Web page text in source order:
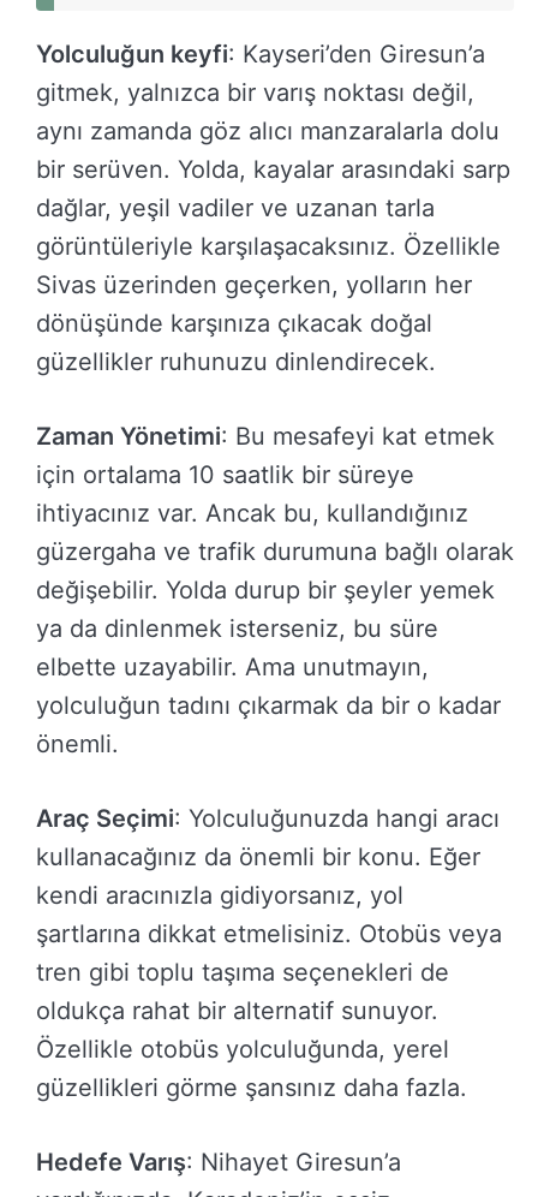
Yolculuğun keyfi: Kayseri’den Giresun’a
gitmek, yalnızca bir varış noktası değil,
aynı zamanda göz alıcı manzaralarla dolu
bir serüven. Yolda, kayalar arasındaki sarp
dağlar, yeşil vadiler ve uzanan tarla
görüntüleriyle karşılaşacaksınız. Özellikle
Sivas üzerinden geçerken, yolların her
dönüşünde karşınıza çıkacak doğal
güzellikler ruhunuzu dinlendirecek.
Zaman Yönetimi: Bu mesafeyi kat etmek
için ortalama 10 saatlik bir süreye
ihtiyacınız var. Ancak bu, kullandığınız
güzergaha ve trafik durumuna bağlı olarak
değişebilir. Yolda durup bir şeyler yemek
ya da dinlenmek isterseniz, bu süre
elbette uzayabilir. Ama unutmayın,
yolculuğun tadını çıkarmak da bir o kadar
önemli.
Araç Seçimi: Yolculuğunuzda hangi aracı
kullanacağınız da önemli bir konu. Eğer
kendi aracınızla gidiyorsanız, yol
şartlarına dikkat etmelisiniz. Otobüs veya
tren gibi toplu taşıma seçenekleri de
oldukça rahat bir alternatif sunuyor.
Özellikle otobüs yolculuğunda, yerel
güzellikleri görme şansınız daha fazla.
Hedefe Varış: Nihayet Giresun’a